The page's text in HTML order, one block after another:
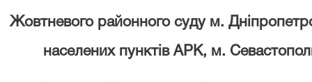
Жовтневого районного суду м.
населених пунктів АРК, м.